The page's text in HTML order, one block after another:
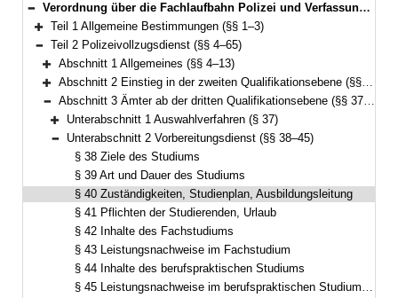
Bereich reduzieren
Verordnung über die Fachlaufbahn Polizei und Verfassungsschutz (FachV-Pol/VS) Vom 9. Dezember 2010 (GVBl. S. 821; 2011 S. 36) BayRS 2030-2-2-I (§§ 1–76)
Bereich erweitern
Teil 1 Allgemeine Bestimmungen (§§ 1–3)
Bereich reduzieren
Teil 2 Polizeivollzugsdienst (§§ 4–65)
Bereich erweitern
Abschnitt 1 Allgemeines (§§ 4–13)
Bereich erweitern
Abschnitt 2 Einstieg in der zweiten Qualifikationsebene (§§ 14–36)
Bereich reduzieren
Abschnitt 3 Ämter ab der dritten Qualifikationsebene (§§ 37–58)
Bereich erweitern
Unterabschnitt 1 Auswahlverfahren (§ 37)
Bereich reduzieren
Unterabschnitt 2 Vorbereitungsdienst (§§ 38–45)
§ 38 Ziele des Studiums
§ 39 Art und Dauer des Studiums
§ 40 Zuständigkeiten, Studienplan, Ausbildungsleitung
§ 41 Pflichten der Studierenden, Urlaub
§ 42 Inhalte des Fachstudiums
§ 43 Leistungsnachweise im Fachstudium
§ 44 Inhalte des berufspraktischen Studiums
§ 45 Leistungsnachweise im berufspraktischen Studium, Leistungs- und Eignungsbild